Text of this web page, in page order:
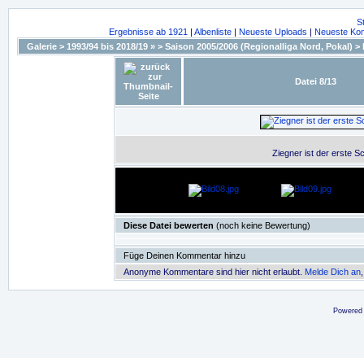
Ergebnisse ab 1921 | Albenliste| Neueste Uploads | Neueste
Galerie > 1993/94 bis 2018/19 » > Saison 2005/2006 (Regionalliga Nord, Pokal) >
Datei 8/13
Ziegner ist der erste
Diese Datei bewerten (noch keine Bewertung)
Füge Deinen Kommentar hinzu
Anonyme Kommentare sind hier nicht erlaubt. Melde Dich an